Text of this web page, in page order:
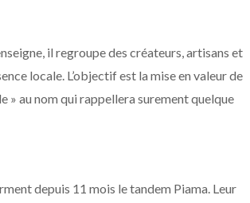
il regroupe des créateurs, artisans et
locale. L’objectif est la mise en valeur de
» au nom qui rappellera surement quelque
depuis 11 mois le tandem Piama. Leur